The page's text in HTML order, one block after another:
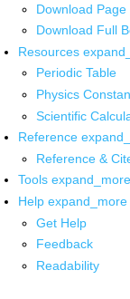
Download Page
Download Full
Resources
Periodic Table
Physics
Scientific
Reference
Reference &
Tools expand_more
Help expand_more
Get Help
Feedback
Readability